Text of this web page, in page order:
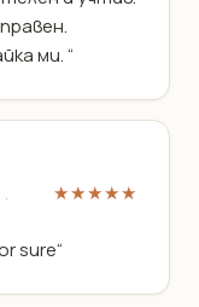
ми. “
·
★★★★★
sure“